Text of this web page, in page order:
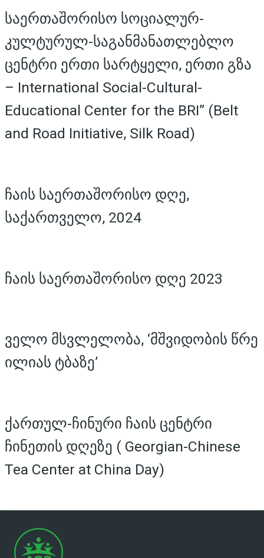
საერთაშორისო სოციალურ-
კულტურულ-საგანმანათლებლო
ცენტრი ერთი სარტყელი, ერთი გზა
– International Social-Cultural-
Educational Center for the BRI” (Belt
and Road Initiative, Silk Road)
ჩაის საერთაშორისო დღე,
საქართველო, 2024
ჩაის საერთაშორისო დღე 2023
ველო მსვლელობა, ‘მშვიდობის წრე
ილიას ტბაზე’
ქართულ-ჩინური ჩაის ცენტრი
ჩინეთის დღეზე ( Georgian-Chinese
Tea Center at China Day)